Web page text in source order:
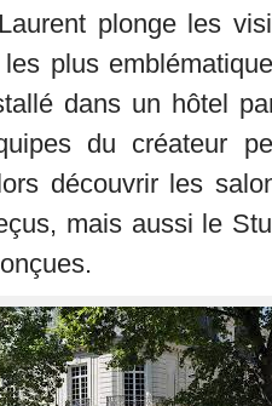
plonge les
les plus
dans un hôtel
du créateur
découvrir les
mais aussi le